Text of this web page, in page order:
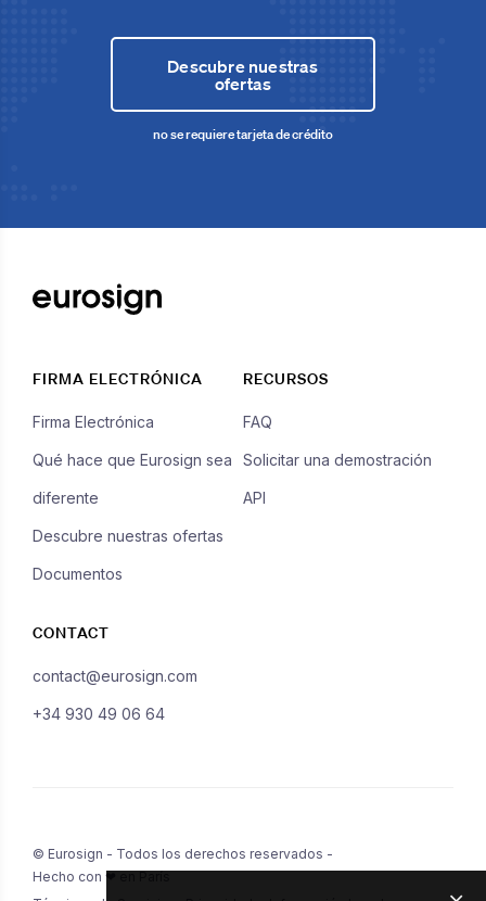
Descubre nuestras
ofertas
no se requiere tarjeta de crédito
FIRMA ELECTRÓNICA
Firma Electrónica
Qué hace que Eurosign sea
diferente
Descubre nuestras ofertas
Documentos
RECURSOS
FAQ
Solicitar una demostración
API
CONTACT
contact@eurosign.com
+34 930 49 06 64
© Eurosign - Todos los derechos reservados -
Hecho con ❤ en París